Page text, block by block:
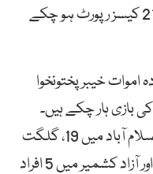
بلتستان 651 اور آزاد کشمیر میں 219 کیسز رپورٹ ہو چکے
خیبرپختونخوا
432 افراد جان کی بازی ہار چکے ہیں۔
سندھ میں 380، پنجاب میں 381، اسلام آباد میں 19، گلگت
بلتستان میں 9، بلوچستان میں 41 اور آزاد کشمیر میں 5 افراد